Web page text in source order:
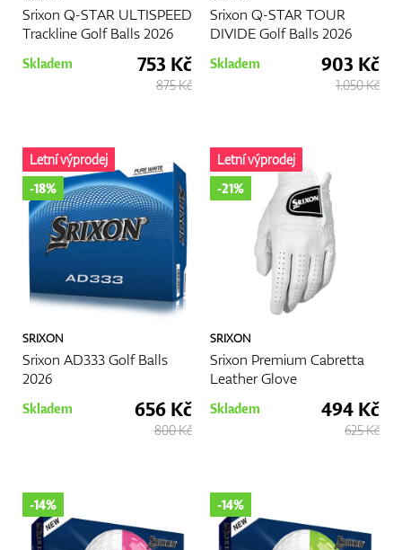
Dárkové poukazy
Srixon Q-STAR ULTISPEED
Trackline Golf Balls 2026
Skladem 753 Kč
875 Kč
Srixon Q-STAR TOUR
DIVIDE Golf Balls 2026
Skladem 903 Kč
1.050 Kč
SRIXON
Srixon AD333 Golf Balls
2026
Letní výprodej
-18%
Skladem 656 Kč
800 Kč
SRIXON
Srixon Premium Cabretta
Leather Glove
Letní výprodej
-21%
Skladem 494 Kč
625 Kč
-14% -14%